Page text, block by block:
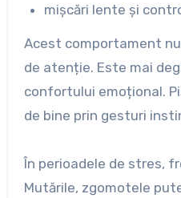
mișcări lente și
Acest comportament
de atenție. Este mai
confortului emoțional.
de bine prin gesturi
În perioadele de stres,
Mutările, zgomotele